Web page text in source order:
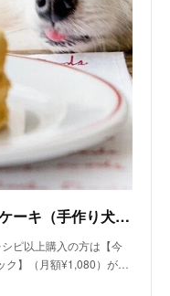
鏡餅風♪分厚いじゃがいもパンケーキ（手作り犬おやつレシピ）/単品購入｜いちかわあやこ（犬ごはん先生）｜note
ピ以上購入の方は【今
ク】（月額¥1,080）が…